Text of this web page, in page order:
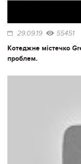
29.09.19 55451
Котеджне містечко
проблем.